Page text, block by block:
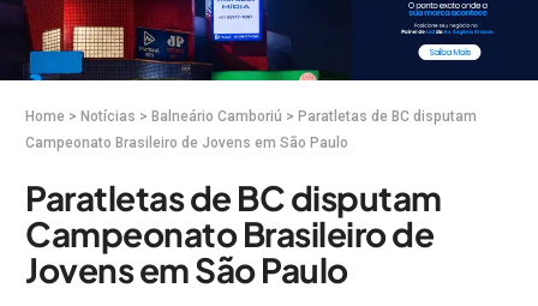
Home > Notícias > Balneário Camboriú > Paratletas de BC disputam
Campeonato Brasileiro de Jovens em São Paulo
Paratletas de BC disputam
Campeonato Brasileiro de
Jovens em São Paulo